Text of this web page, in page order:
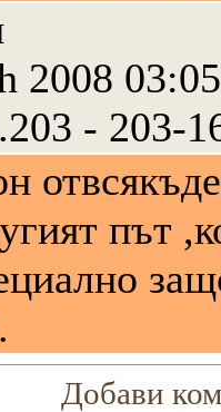
2008
- 203-
път
Добави